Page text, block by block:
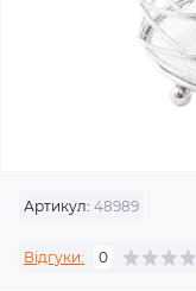
Артикул: 48989
Відгуки: 0